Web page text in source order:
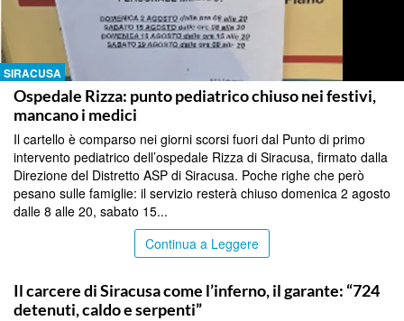
SIRACUSA
Ospedale Rizza: punto pediatrico chiuso nei festivi,
mancano i medici
Il cartello è comparso nei giorni scorsi fuori dal Punto di primo
intervento pediatrico dell’ospedale Rizza di Siracusa, firmato dalla
Direzione del Distretto ASP di Siracusa. Poche righe che però
pesano sulle famiglie: il servizio resterà chiuso domenica 2 agosto
dalle 8 alle 20, sabato 15...
Continua a Leggere
Il carcere di Siracusa come l’inferno, il garante: “724
detenuti, caldo e serpenti”